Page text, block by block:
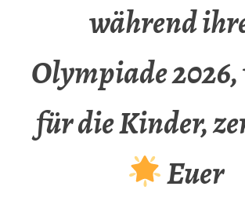
während
Olympiade
für die Kinder,
Euer